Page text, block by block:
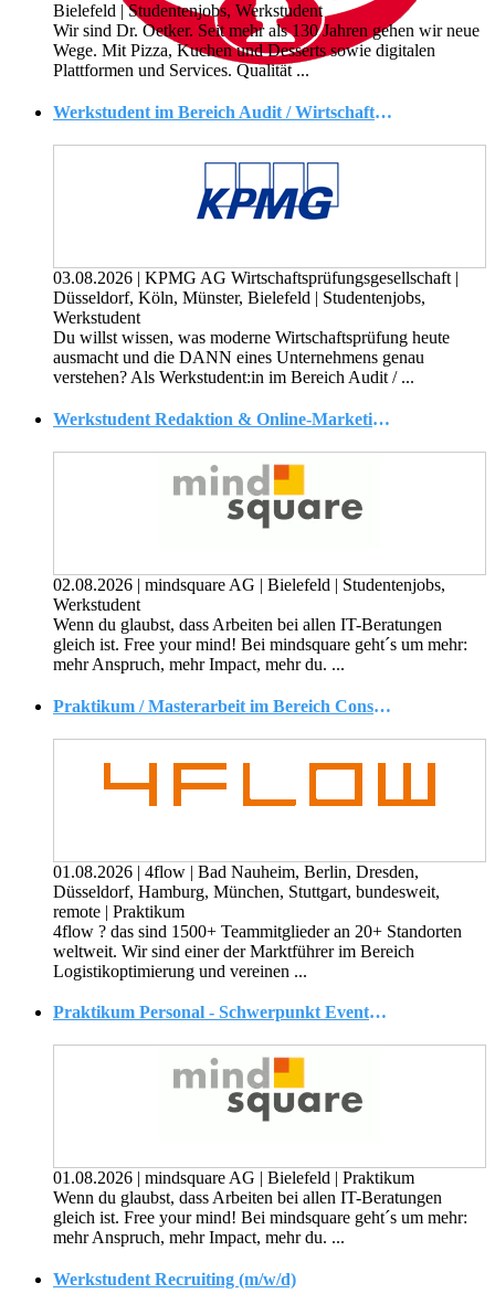
Bielefeld | Studentenjobs, Werkstudent
Wir sind Dr. Oetker. Seit mehr als 130 Jahren gehen wir neue
Wege. Mit Pizza, Kuchen und Desserts sowie digitalen
Plattformen und Services. Qualität ...
Werkstudent im Bereich Audit / Wirtschaftsprüfung (w/m/d)
03.08.2026 | KPMG AG Wirtschaftsprüfungsgesellschaft |
Düsseldorf, Köln, Münster, Bielefeld | Studentenjobs,
Werkstudent
Du willst wissen, was moderne Wirtschaftsprüfung heute
ausmacht und die DANN eines Unternehmens genau
verstehen? Als Werkstudent:in im Bereich Audit / ...
Werkstudent Redaktion & Online-Marketing (m/w/d)
02.08.2026 | mindsquare AG | Bielefeld | Studentenjobs,
Werkstudent
Wenn du glaubst, dass Arbeiten bei allen IT-Beratungen
gleich ist. Free your mind! Bei mindsquare geht´s um mehr:
mehr Anspruch, mehr Impact, mehr du. ...
Praktikum / Masterarbeit im Bereich Consulting - Logistik & Supply Chain Management (d/w/m)
01.08.2026 | 4flow | Bad Nauheim, Berlin, Dresden,
Düsseldorf, Hamburg, München, Stuttgart, bundesweit,
remote | Praktikum
4flow ? das sind 1500+ Teammitglieder an 20+ Standorten
weltweit. Wir sind einer der Marktführer im Bereich
Logistikoptimierung und vereinen ...
Praktikum Personal - Schwerpunkt Eventmanagement
01.08.2026 | mindsquare AG | Bielefeld | Praktikum
Wenn du glaubst, dass Arbeiten bei allen IT-Beratungen
gleich ist. Free your mind! Bei mindsquare geht´s um mehr:
mehr Anspruch, mehr Impact, mehr du. ...
Werkstudent Recruiting (m/w/d)